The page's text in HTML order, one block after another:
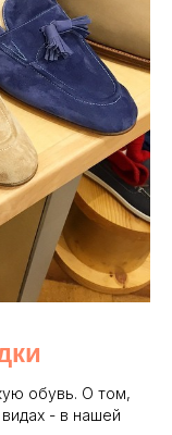
обувь. О том,
- в нашей